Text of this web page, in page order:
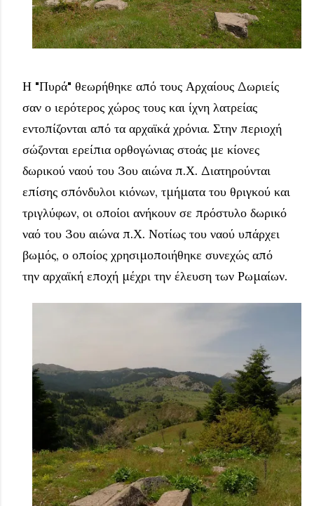
Η "Πυρά" θεωρήθηκε από τους Αρχαίους Δωριείς
σαν ο ιερότερος χώρος τους και ίχνη λατρείας
εντοπίζονται από τα αρχαϊκά χρόνια. Στην περιοχή
σώζονται ερείπια ορθογώνιας στοάς με κίονες
δωρικού ναού του 3ου αιώνα π.Χ. Διατηρούνται
επίσης σπόνδυλοι κιόνων, τμήματα του θριγκού και
τριγλύφων, οι οποίοι ανήκουν σε πρόστυλο δωρικό
ναό του 3ου αιώνα π.Χ. Νοτίως του ναού υπάρχει
βωμός, ο οποίος χρησιμοποιήθηκε συνεχώς από
την αρχαϊκή εποχή μέχρι την έλευση των Ρωμαίων.